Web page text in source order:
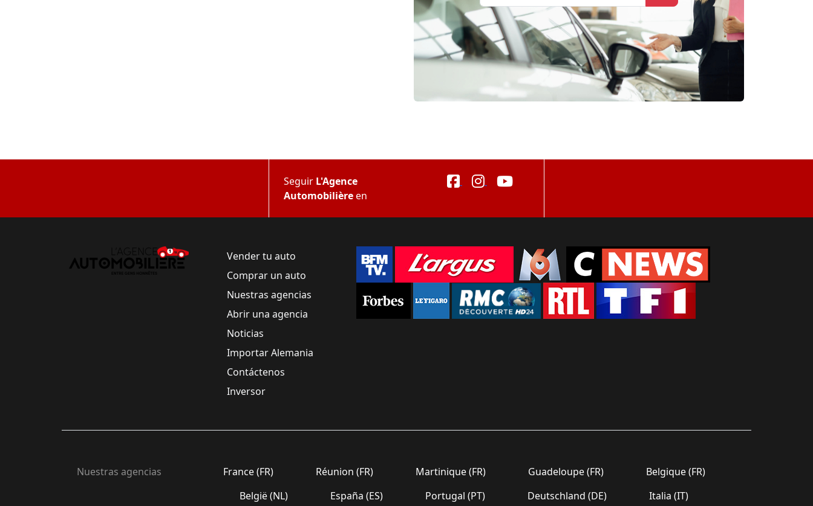
Seguir L'Agence
Automobilièreen
Vender tu auto
Comprar un auto
Nuestras agencias
Abrir una agencia
Noticias
Importar Alemania
Contáctenos
Inversor
Nuestras agencias France (FR) Réunion (FR) Martinique (FR) Guadeloupe (FR)
Belgique (FR)
België (NL)
España (ES) Portugal (PT) Deutschland (DE) Italia (IT)